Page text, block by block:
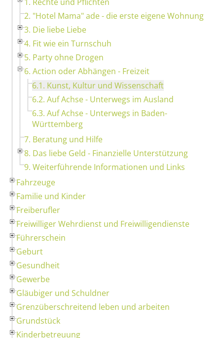
2. "Hotel Mama" ade - die erste eigene Wohnung
3. Die liebe Liebe
4. Fit wie ein Turnschuh
5. Party ohne Drogen
6. Action oder Abhängen - Freizeit
6.1. Kunst, Kultur und Wissenschaft
6.2. Auf Achse - Unterwegs im Ausland
6.3. Auf Achse - Unterwegs in Baden-
Württemberg
7. Beratung und Hilfe
8. Das liebe Geld - Finanzielle Unterstützung
9. Weiterführende Informationen und Links
Fahrzeuge
Familie und Kinder
Freiberufler
Freiwilliger Wehrdienst und Freiwilligendienste
Führerschein
Geburt
Gesundheit
Gewerbe
Gläubiger und Schuldner
Grenzüberschreitend leben und arbeiten
Grundstück
Kinderbetreuung